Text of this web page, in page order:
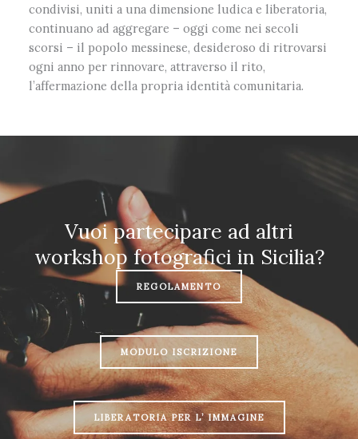
condivisi, uniti a una dimensione ludica e liberatoria,
continuano ad aggregare – oggi come nei secoli
scorsi – il popolo messinese, desideroso di ritrovarsi
ogni anno per rinnovare, attraverso il rito,
l’affermazione della propria identità comunitaria.
Vuoi partecipare ad altri
workshop fotografici in Sicilia?
REGOLAMENTO
MODULO ISCRIZIONE
LIBERATORIA PER L’ IMMAGINE